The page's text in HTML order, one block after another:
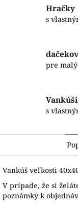
Hračky
s
pre
s
Vankúš veľkosti
V prípade, že si
poznámky k